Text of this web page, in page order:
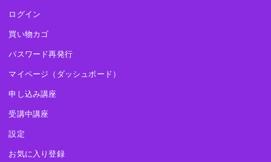
ログイン
買い物カゴ
パスワード再発行
マイページ（ダッシュボード）
申し込み講座
受講中講座
設定
お気に入り登録